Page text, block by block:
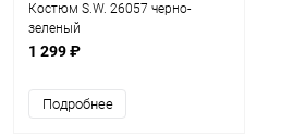
Костюм S.W. 26057 черно-
зеленый
1 299 ₽
Подробнее